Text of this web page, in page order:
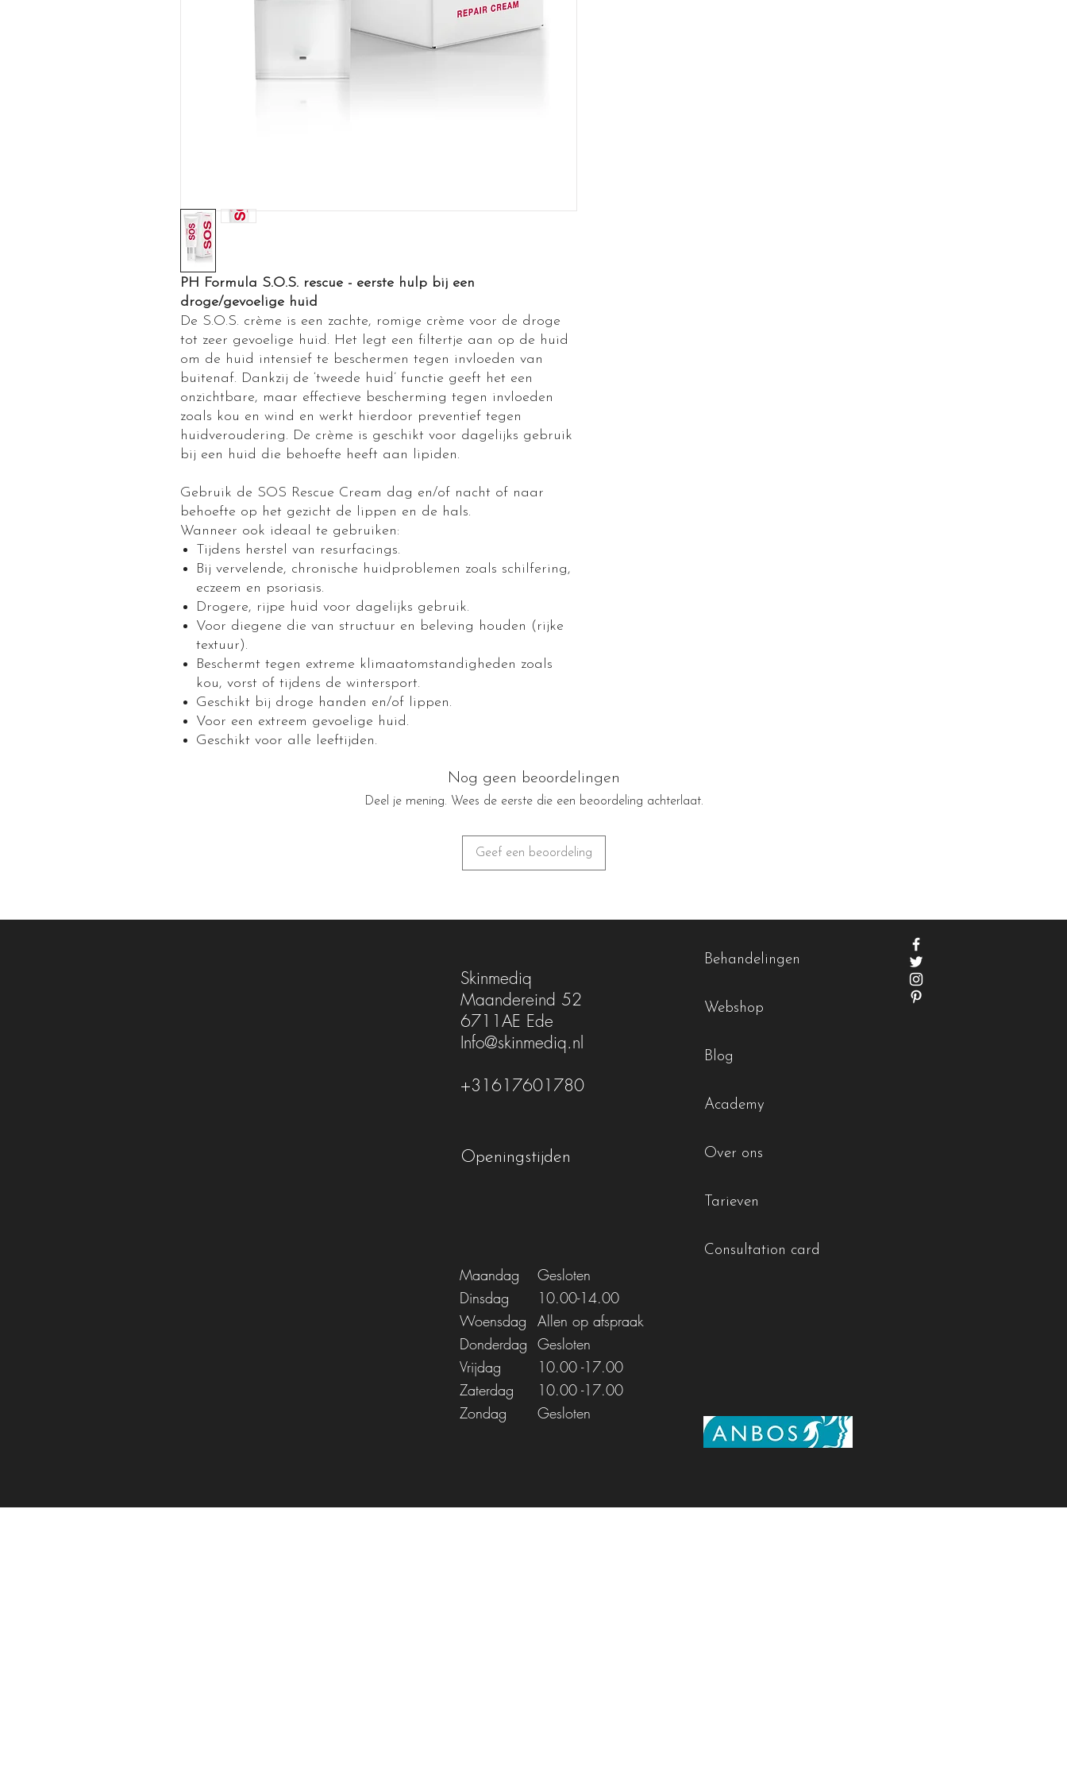
PH Formula S.O.S. rescue - eerste hulp bij een
droge/gevoelige huid
De S.O.S. crème is een zachte, romige crème voor de droge
tot zeer gevoelige huid. Het legt een filtertje aan op de huid
om de huid intensief te beschermen tegen invloeden van
buitenaf. Dankzij de ‘tweede huid’ functie geeft het een
onzichtbare, maar effectieve bescherming tegen invloeden
zoals kou en wind en werkt hierdoor preventief tegen
huidveroudering. De crème is geschikt voor dagelijks gebruik
bij een huid die behoefte heeft aan lipiden.
Gebruik de SOS Rescue Cream dag en/of nacht of naar
behoefte op het gezicht de lippen en de hals.
Wanneer ook ideaal te gebruiken:
Tijdens herstel van resurfacings.
Bij vervelende, chronische huidproblemen zoals schilfering,
eczeem en psoriasis.
Drogere, rijpe huid voor dagelijks gebruik.
Voor diegene die van structuur en beleving houden (rijke
textuur).
Beschermt tegen extreme klimaatomstandigheden zoals
kou, vorst of tijdens de wintersport.
Geschikt bij droge handen en/of lippen.
Voor een extreem gevoelige huid.
Geschikt voor alle leeftijden.
Nog geen beoordelingen
Deel je mening. Wees de eerste die een beoordeling achterlaat.
Geef een beoordeling
Skinmediq
Maandereind 52
6711AE Ede
Info@skinmediq.nl
+31617601780
Behandelingen
Webshop
Blog
Academy
Over ons
Tarieven
Consultation card
Openingstijden
Maandag
Dinsdag
Woensdag
Donderdag
Vrijdag
Zaterdag
Zondag
Gesloten
10.00-14.00
Allen op afspraak
Gesloten
10.00-17.00
10.00-17.00
Gesloten